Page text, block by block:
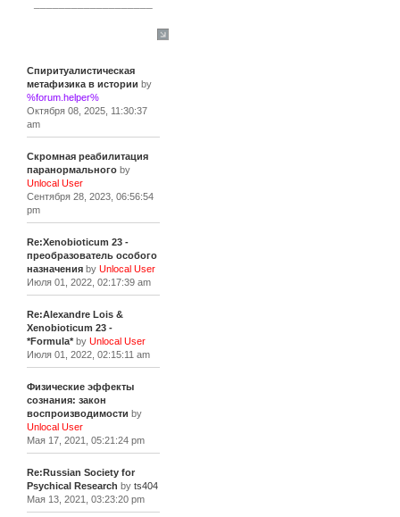
Спиритуалистическая
метафизика в истории by
%forum.helper%
Октября 08, 2025, 11:30:37
am
Скромная реабилитация
паранормальногоby
Unlocal User
Сентября 28, 2023, 06:56:54
pm
Re:Xenobioticum 23 -
преобразователь особого
назначенияby Unlocal User
Июля 01, 2022, 02:17:39 am
Re:Alexandre Lois &
Xenobioticum 23 -
*Formula*by Unlocal User
Июля 01, 2022, 02:15:11 am
Физические эффекты
сознания: закон
воспроизводимости by
Unlocal User
Мая 17, 2021, 05:21:24 pm
Re:Russian Society for
Psychical Research by ts404
Мая 13, 2021, 03:23:20 pm